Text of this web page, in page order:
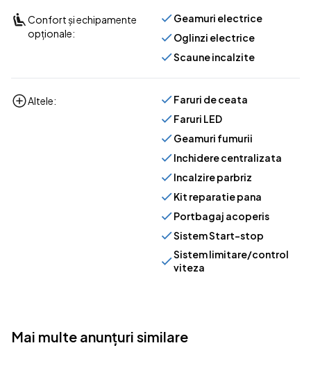
Confort și echipamente
opționale:
Geamuri electrice
Oglinzi electrice
Scaune incalzite
Altele:
Faruri de ceata
Faruri LED
Geamuri fumurii
Inchidere centralizata
Incalzire parbriz
Kit reparatie pana
Portbagaj acoperis
Sistem Start-stop
Sistem limitare/control
viteza
Mai multe anunțuri similare